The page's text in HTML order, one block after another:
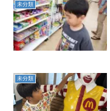
未分類
未分類